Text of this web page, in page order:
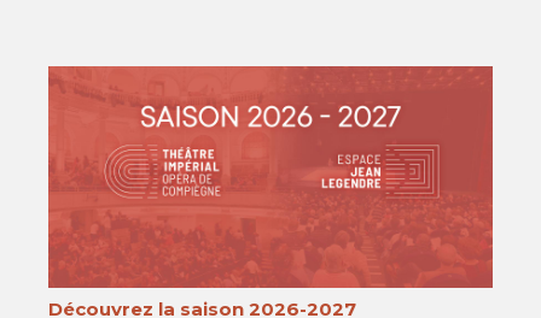
Découvrez la saison 2026-2027